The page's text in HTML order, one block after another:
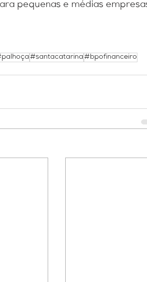
pequenas e médias
#santacatarina #bpofinanceiro